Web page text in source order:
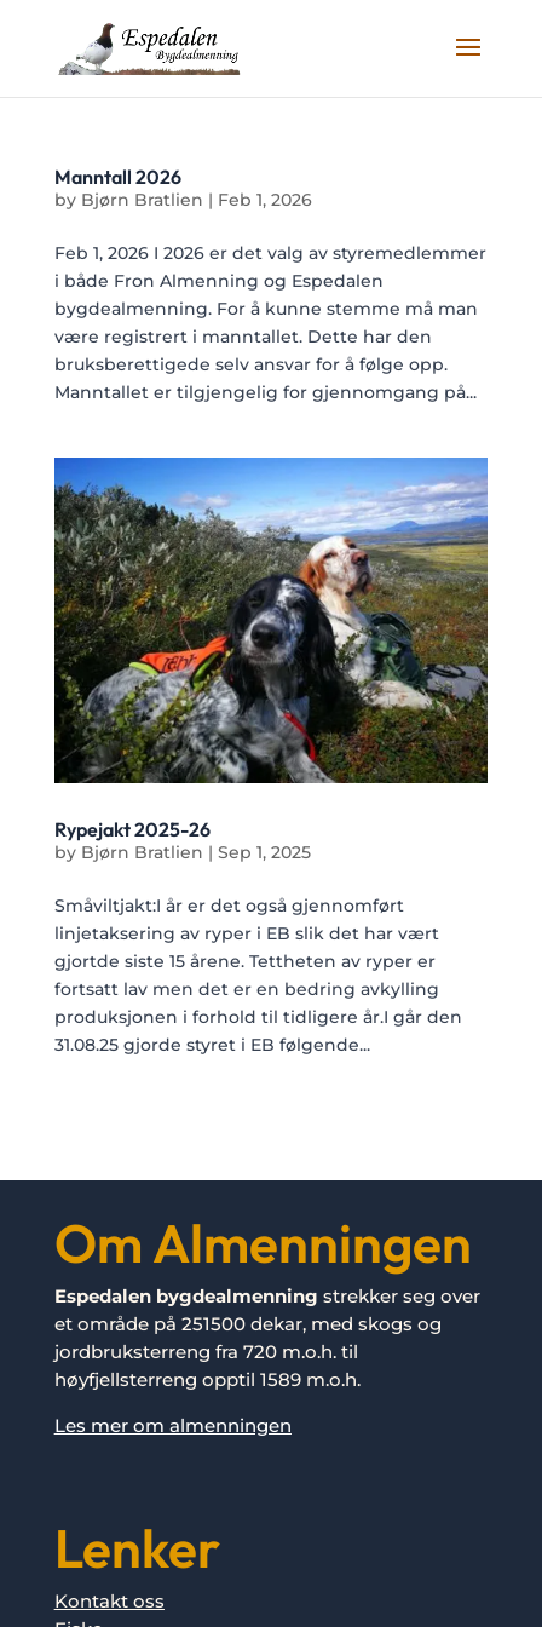
Manntall 2026
by Bjørn Bratlien | Feb 1, 2026
Feb 1, 2026 I 2026 er det valg av styremedlemmer
i både Fron Almenning og Espedalen
bygdealmenning. For å kunne stemme må man
være registrert i manntallet. Dette har den
bruksberettigede selv ansvar for å følge opp.
Manntallet er tilgjengelig for gjennomgang på...
Rypejakt 2025-26
by Bjørn Bratlien | Sep 1, 2025
Småviltjakt:I år er det også gjennomført
linjetaksering av ryper i EB slik det har vært
gjortde siste 15 årene. Tettheten av ryper er
fortsatt lav men det er en bedring avkylling
produksjonen i forhold til tidligere år.I går den
31.08.25 gjorde styret i EB følgende...
Om Almenningen
Espedalen bygdealmenning strekker seg over
et område på 251500 dekar, med skogs og
jordbruksterreng fra 720 m.o.h. til
høyfjellsterreng opptil 1589 m.o.h.
Les mer om almenningen
Lenker
Kontakt oss